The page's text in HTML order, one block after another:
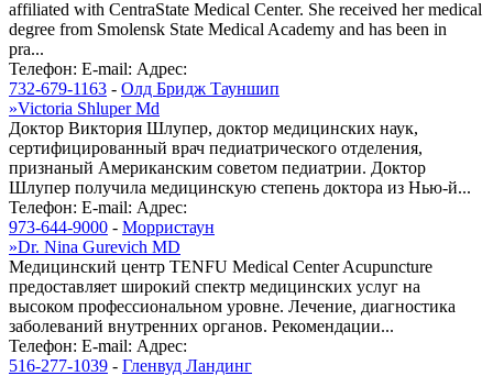
affiliated with CentraState Medical Center. She received her medical
degree from Smolensk State Medical Academy and has been in
pra...
Телефон: E-mail: Адрес:
732-679-1163 - Олд Бридж Тауншип
»Victoria Shluper Md
Доктор Виктория Шлупер, доктор медицинских наук,
сертифицированный врач педиатрического отделения,
признаный Американским советом педиатрии. Доктор
Шлупер получила медицинскую степень доктора из Нью-й...
Телефон: E-mail: Адрес:
973-644-9000 - Морристаун
»Dr. Nina Gurevich MD
Медицинский центр TENFU Medical Center Acupuncture
предоставляет широкий спектр медицинских услуг на
высоком профессиональном уровне. Лечение, диагностика
заболеваний внутренних органов. Рекомендации...
Телефон: E-mail: Адрес:
516-277-1039 - Гленвуд Ландинг